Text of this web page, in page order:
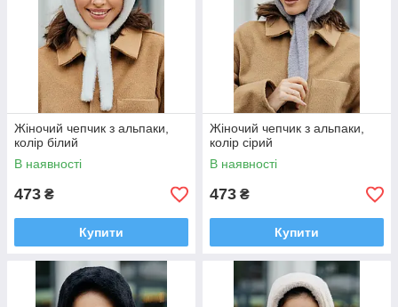
Жіночий чепчик з альпаки,
колір білий
В наявності
473 ₴
Купити
Жіночий чепчик з альпаки,
колір сірий
В наявності
473 ₴
Купити